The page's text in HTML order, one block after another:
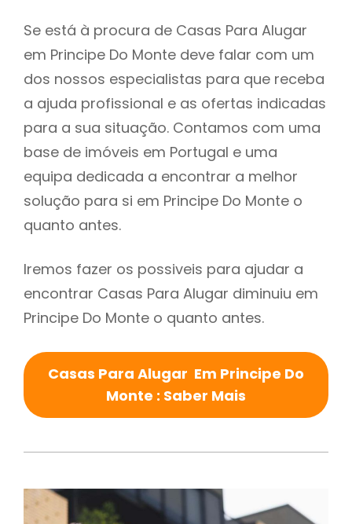
Se está à procura de Casas Para Alugar
em Principe Do Monte deve falar com um
dos nossos especialistas para que receba
a ajuda profissional e as ofertas indicadas
para a sua situação. Contamos com uma
base de imóveis em Portugal e uma
equipa dedicada a encontrar a melhor
solução para si em Principe Do Monte o
quanto antes.
Iremos fazer os possiveis para ajudar a
encontrar Casas Para Alugar diminuiu em
Principe Do Monte o quanto antes.
Casas Para Alugar Em Principe Do
Monte : Saber Mais